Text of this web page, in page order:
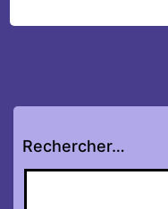
Rechercher…